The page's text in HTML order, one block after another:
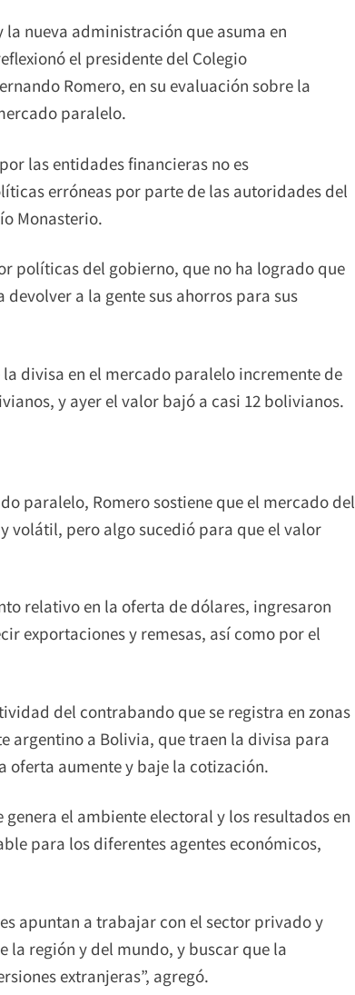
la nueva administración que asuma en
el presidente del Colegio
Romero, en su evaluación sobre la
paralelo.
las entidades financieras no es
erróneas por parte de las autoridades del
Monasterio.
políticas del gobierno, que no ha logrado que
a la gente sus ahorros para sus
divisa en el mercado paralelo incremente de
y ayer el valor bajó a casi 12 bolivianos.
paralelo, Romero sostiene que el mercado del
volátil, pero algo sucedió para que el valor
relativo en la oferta de dólares, ingresaron
exportaciones y remesas, así como por el
del contrabando que se registra en zonas
argentino a Bolivia, que traen la divisa para
oferta aumente y baje la cotización.
el ambiente electoral y los resultados en
para los diferentes agentes económicos,
apuntan a trabajar con el sector privado y
la región y del mundo, y buscar que la
extranjeras”, agregó.